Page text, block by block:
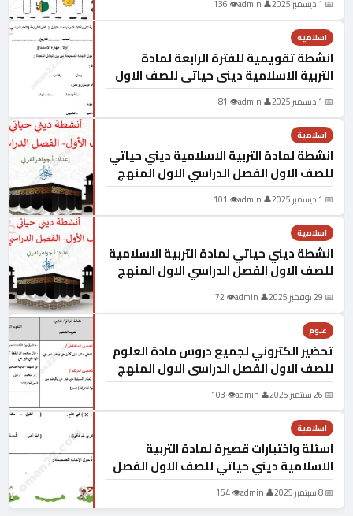
📅 1 ديسمبر 2025 👤 admin
👁 136
اسلامية
انشطة تقويمية للفترة الرابعة لمادة
التربية الاسلامية ديني حياتي للصف الاول
المنهج العماني
📅 1 ديسمبر 2025 👤 admin
👁 81
اسلامية
انشطة لمادة التربية الاسلامية ديني حياتي
للصف الاول الفصل الدراسي الاول المنهج
العماني
📅 1 ديسمبر 2025 👤 admin
👁 101
اسلامية
انشطة ديني حياتي لمادة التربية الاسلامية
للصف الاول الفصل الدراسي الاول المنهج
العماني
📅 29 نوفمبر 2025 👤 admin
👁 72
علوم
تحضير الكتروني لجميع دروس مادة العلوم
للصف الاول الفصل الدراسي الاول المنهج
العماني
📅 26 سبتمبر 2025 👤 admin
👁 103
اسلامية
اسئلة واختبارات قصيرة لمادة التربية
الاسلامية ديني حياتي للصف الاول الفصل
الدراسي الاول المنهج العماني
📅 8 سبتمبر 2025 👤 admin
👁 154